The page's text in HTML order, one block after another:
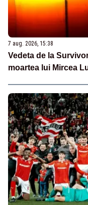
7 aug. 2026, 15:38
Vedeta de la
moartea lui Mircea